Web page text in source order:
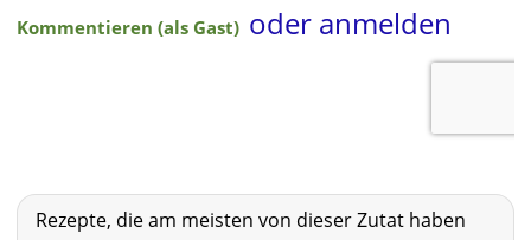
Rezepte, die am meisten von dieser Zutat haben